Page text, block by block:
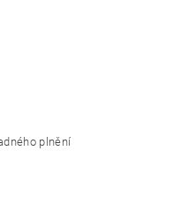
plnění